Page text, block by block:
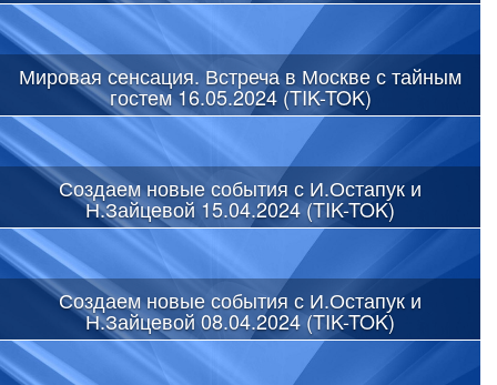
Мировая сенсация. Встреча в Москве с тайным
гостем 16.05.2024 (TIK-TOK)
Создаем новые события с И.Остапук и
Н.Зайцевой 15.04.2024 (TIK-TOK)
Создаем новые события с И.Остапук и
Н.Зайцевой 08.04.2024 (TIK-TOK)